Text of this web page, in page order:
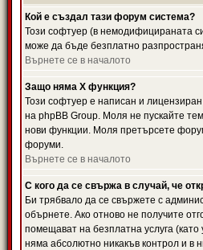
Кой е създал тази форум система?
Този софтуер (в немодифицираната
може да бъде безплатно
Върнете се в началото
Защо няма X функция?
Този софтуер е написан и
на phpBB Group. Моля не пускайте
нови функции. Моля претърсете
форуми.
Върнете се в началото
С кого да се свържа в случай, че
Би трябвало да се свържете с
обърнете. Ако отново не получите
помещават на безплатна услуга
няма абсолютно никакъв контрол и в